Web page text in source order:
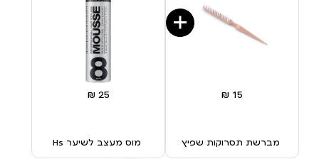
מברשת תסרוקות שפיץ מוס מעצב לשיער Hs